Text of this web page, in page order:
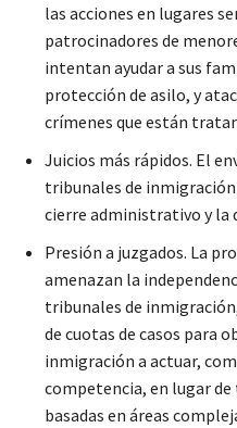
las acciones en lugares
patrocinadores de
intentan ayudar a sus
protección de asilo, y
crímenes que están
Juicios más rápidos. El
tribunales de
cierre administrativo y la
Presión a juzgados. La
amenazan la
tribunales de
de cuotas de casos para
inmigración a actuar,
competencia, en lugar
basadas en áreas